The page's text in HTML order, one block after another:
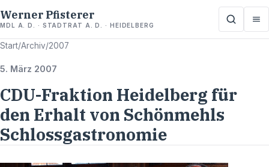
Werner Pfisterer
MDL A. D. · STADTRAT A. D. · HEIDELBERG
Start/Archiv/2007
5. März 2007
CDU-Fraktion Heidelberg für
den Erhalt von Schönmehls
Schlossgastronomie